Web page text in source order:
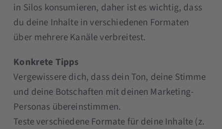
in Silos konsumieren, daher ist es wichtig, dass
du deine Inhalte in verschiedenen Formaten
über mehrere Kanäle verbreitest.
Konkrete Tipps
Vergewissere dich, dass dein Ton, deine Stimme
und deine Botschaften mit deinen Marketing-
Personas übereinstimmen.
Teste verschiedene Formate für deine Inhalte (z.